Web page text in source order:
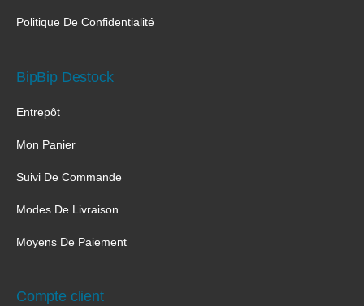
Politique De Confidentialité
BipBip Destock
Entrepôt
Mon Panier
Suivi De Commande
Modes De Livraison
Moyens De Paiement
Compte client